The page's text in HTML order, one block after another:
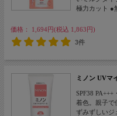
極力カット ●
価格： 1,694円(税込 1,863円)
3件
ミノン UVマ
SPF38
着色。親子で
ずみずしいジ